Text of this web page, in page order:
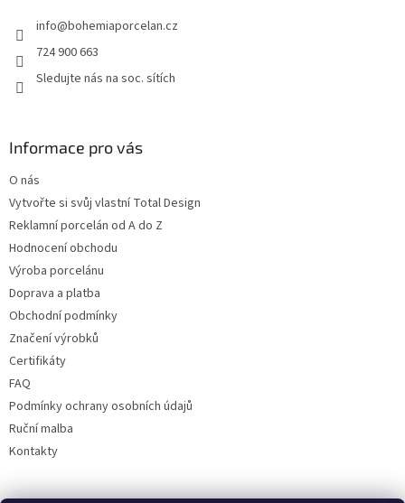
info@bohemiaporcelan.cz
724 900 663
Sledujte nás na soc. sítích
Informace pro vás
O nás
Vytvořte si svůj vlastní Total Design
Reklamní porcelán od A do Z
Hodnocení obchodu
Výroba porcelánu
Doprava a platba
Obchodní podmínky
Značení výrobků
Certifikáty
FAQ
Podmínky ochrany osobních údajů
Ruční malba
Kontakty